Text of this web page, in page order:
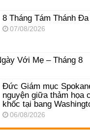
8 Tháng Tám Thánh
07/08/2026
Với Mẹ – Tháng 8
Đức Giám mục
nguyện giữa thảm họa
khốc tại bang
06/08/2026